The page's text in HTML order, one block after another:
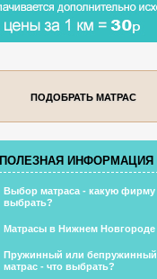
ПОДОБРАТЬ МАТРАС
ПОЛЕЗНАЯ ИНФОРМАЦИЯ
Выбор матраса - какую фирму
выбрать?
Матрасы в Нижнем Новгороде
Пружинный или бепружинный
матрас - что выбрать?